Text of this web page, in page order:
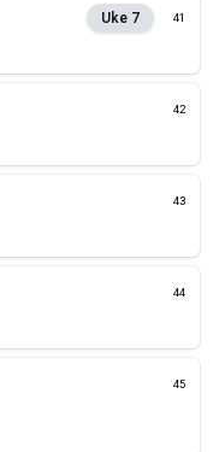
Uke 7 41
42
43
44
45